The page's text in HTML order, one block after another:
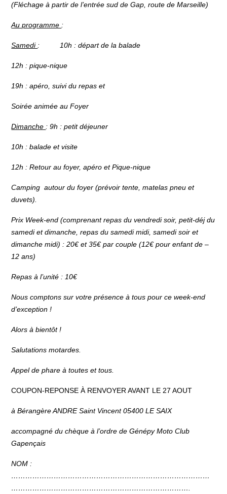
(Fléchage à partir de l’entrée sud de Gap, route de Marseille)
Au programme :
Samedi : 10h : départ de la balade
12h : pique-nique
19h : apéro, suivi du repas et
Soirée animée au Foyer
Dimanche : 9h : petit déjeuner
10h : balade et visite
12h : Retour au foyer, apéro et Pique-nique
Camping autour du foyer (prévoir tente, matelas pneu et
duvets).
Prix Week-end (comprenant repas du vendredi soir, petit-déj du
samedi et dimanche, repas du samedi midi, samedi soir et
dimanche midi) : 20€ et 35€ par couple (12€ pour enfant de –
12 ans)
Repas à l’unité : 10€
Nous comptons sur votre présence à tous pour ce week-end
d’exception !
Alors à bientôt !
Salutations motardes.
Appel de phare à toutes et tous.
COUPON-REPONSE À RENVOYER AVANT LE 27 AOUT
à Bérangère ANDRE Saint Vincent 05400 LE SAIX
accompagné du chèque à l’ordre de Génépy Moto Club
Gapençais
NOM :
…………………………………………………………………………
………………………………………………………………….